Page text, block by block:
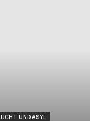
UND ASYL